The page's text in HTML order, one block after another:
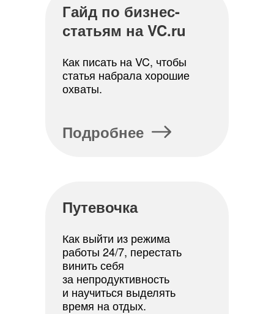
Гайд по бизнес-
статьям на VC.ru
Как писать на VC, чтобы
статья набрала хорошие
охваты.
Путевочка
Как выйти из режима
работы 24/7, перестать
винить себя
за непродуктивность
и научиться выделять
время на отдых.
Подробнее
Практические курсы
Корпоративное обучение
Личный кабинет
Индивидуальное обучение
Конструктор скидок